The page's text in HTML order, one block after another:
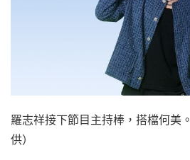
羅志祥接下節目主持棒，搭檔何美
供）